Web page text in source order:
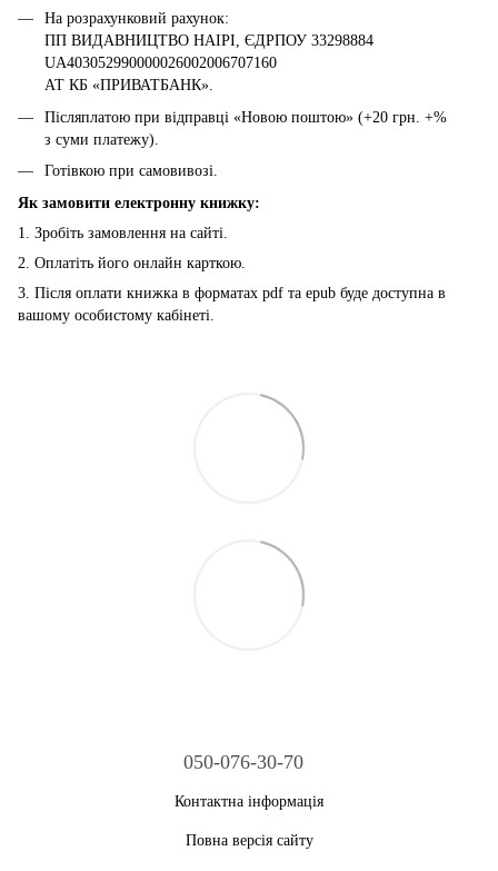
На розрахунковий рахунок:
ПП ВИДАВНИЦТВО НАІРІ, ЄДРПОУ 33298884
UA403052990000026002006707160
АТ КБ «ПРИВАТБАНК».
Післяплатою при відправці «Новою поштою» (+20 грн. +%
з суми платежу).
Готівкою при самовивозі.
Як замовити електронну книжку:
1. Зробіть замовлення на сайті.
2. Оплатіть його онлайн карткою.
3. Після оплати книжка в форматах pdf та epub буде доступна в
вашому особистому кабінеті.
050-076-30-70
Контактна інформація
Повна версія сайту